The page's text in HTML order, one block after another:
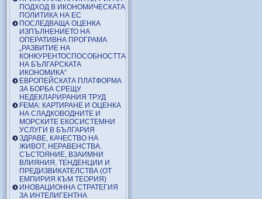
ПОДХОД В ИКОНОМИЧЕСКАТА
ПОЛИТИКА НА ЕС
ПОСЛЕДВАЩА ОЦЕНКА
ИЗПЪЛНЕНИЕТО НА
ОПЕРАТИВНА ПРОГРАМА
„РАЗВИТИЕ НА
КОНКУРЕНТОСПОСОБНОСТТА
НА БЪЛГАРСКАТА
ИКОНОМИКА“
ЕВРОПЕЙСКАТА ПЛАТФОРМА
ЗА БОРБА СРЕЩУ
НЕДЕКЛАРИРАНИЯ ТРУД
FEMA: КАРТИРАНЕ И ОЦЕНКА
НА СЛАДКОВОДНИТЕ И
МОРСКИТЕ ЕКОСИСТЕМНИ
УСЛУГИ В БЪЛГАРИЯ
ЗДРАВЕ, КАЧЕСТВО НА
ЖИВОТ, НЕРАВЕНСТВА.
СЪСТОЯНИЕ, ВЗАИМНИ
ВЛИЯНИЯ, ТЕНДЕНЦИИ И
ПРЕДИЗВИКАТЕЛСТВА (ОТ
ЕМПИРИЯ КЪМ ТЕОРИЯ)
ИНОВАЦИОННА СТРАТЕГИЯ
ЗА ИНТЕЛИГЕНТНА